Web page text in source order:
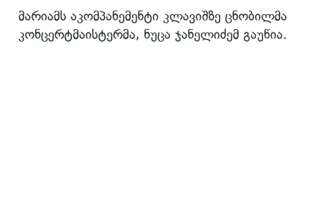
მარიამს აკომპანემენტი კლავიშზე ცნობილმა
კონცერტმაისტერმა, ნუცა ჯანელიძემ გაუწია.